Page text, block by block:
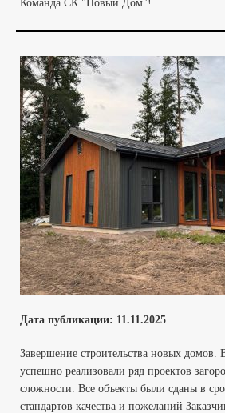
Команда СК "Новый Дом"!
Дата публикации: 11.11.2025
Завершение строительства новых домов.
успешно реализовали ряд проектов
сложности. Все объекты были сданы в
стандартов качества и пожеланий